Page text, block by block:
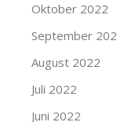
Oktober 2022
September
August 2022
Juli 2022
Juni 2022